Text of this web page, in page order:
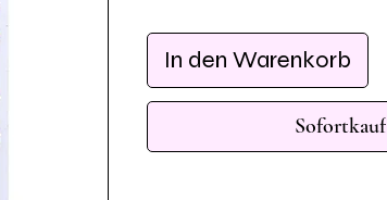
In den Warenkorb
Sofortkauf